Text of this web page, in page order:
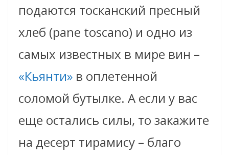
подаются тосканский пресный
хлеб (pane toscano) и одно из
самых известных в мире вин –
«Кьянти» в оплетенной
соломой бутылке. А если у вас
еще остались силы, то закажите
на десерт тирамису – благо